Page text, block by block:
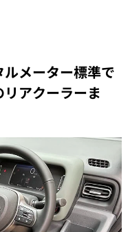
メーター標準で
アクーラーま